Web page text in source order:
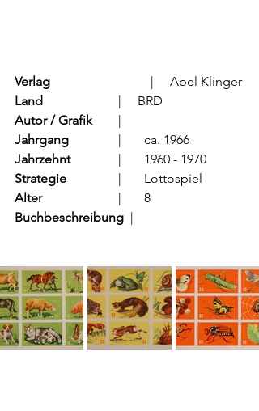
Verlag
			  |     Abel Klinger
Land
			  |     BRD
Autor / Grafik
Jahrgang
		  |	ca. 1966
Jahrzehnt
		  |	1960 - 1970
Strategie
		  |	Lottospiel
Alter
			  |	8
Buchbeschreibung